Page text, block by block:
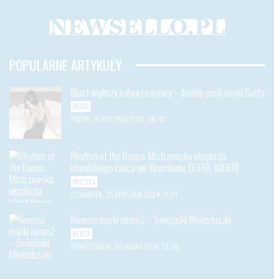
POPULARNE ARTYKUŁY
Biust większy o dwa rozmiary – double push up od Gatty
MODA
PIĄTEK, 15 STYCZNIA 2016, 08:43
Rhythm of the Dance: Mistrzowska eksplozja
irlandzkiego tańca we Wrocławiu. [FOTO, WIDEO]
MUZYKA
CZWARTEK, 25 STYCZNIA 2024, 11:24
Nowość marki nimm2 – Śmiejżelki Mlekoduszki
NEWSY
PONIEDZIAŁEK, 09 MAJAA 2016, 13:38